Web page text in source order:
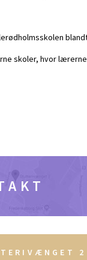
skoler, hvor